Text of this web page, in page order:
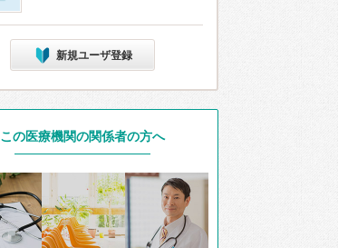
新規ユーザ登録
この医療機関の関係者の方へ